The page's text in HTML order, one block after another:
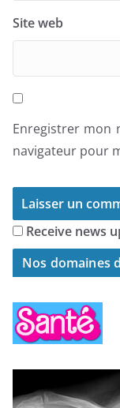
Site web
Enregistrer mon
navigateur pour
Receive news
Nos domaines